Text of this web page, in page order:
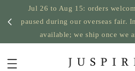
Jul 26 to Aug 15: orders
paused during our overseas fair.
available; we ship once we